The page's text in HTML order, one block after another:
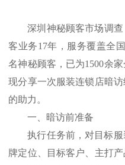
深圳神秘顾客市场调查
客业务17年，服务覆盖全
名神秘顾客，已为1500余
现分享一次服装连锁店暗
的助力。
一、暗访前准备
执行任务前，对目标
牌定位、目标客户、主打